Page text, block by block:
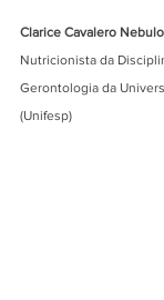
Clarice Cavalero
Nutricionista da
Gerontologia da
(Unifesp)